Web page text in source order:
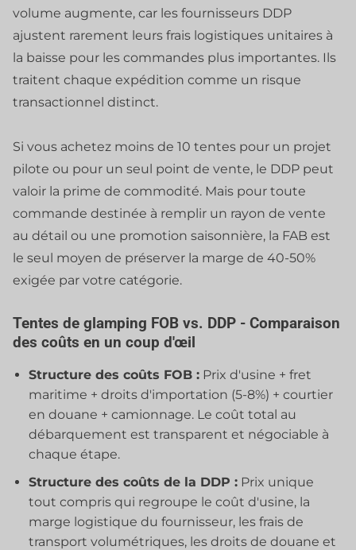
volume augmente, car les fournisseurs DDP
ajustent rarement leurs frais logistiques unitaires à
la baisse pour les commandes plus importantes. Ils
traitent chaque expédition comme un risque
transactionnel distinct.
Si vous achetez moins de 10 tentes pour un projet
pilote ou pour un seul point de vente, le DDP peut
valoir la prime de commodité. Mais pour toute
commande destinée à remplir un rayon de vente
au détail ou une promotion saisonnière, la FAB est
le seul moyen de préserver la marge de 40-50%
exigée par votre catégorie.
Tentes de glamping FOB vs. DDP - Comparaison
des coûts en un coup d'œil
Structure des coûts FOB : Prix d'usine + fret
maritime + droits d'importation (5-8%) + courtier
en douane + camionnage. Le coût total au
débarquement est transparent et négociable à
chaque étape.
Structure des coûts de la DDP : Prix unique
tout compris qui regroupe le coût d'usine, la
marge logistique du fournisseur, les frais de
transport volumétriques, les droits de douane et